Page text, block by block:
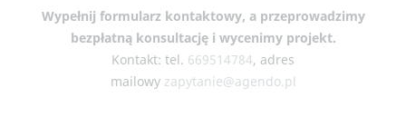
bezpłatną konsultację i wycenimy projekt.
Kontakt: tel.669514784, adres
mailowy zapytanie@agendo.pl